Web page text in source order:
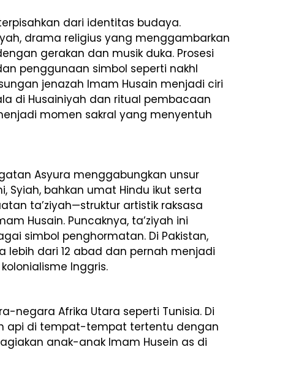
dari identitas budaya.
drama religius yang menggambarkan
gerakan dan musik duka. Prosesi
penggunaan simbol seperti nakhl
jenazah Imam Husain menjadi ciri
di Husainiyah dan ritual pembacaan
momen sakral yang menyentuh
Asyura menggabungkan unsur
Syiah, bahkan umat Hindu ikut serta
ta’ziyah—struktur artistik raksasa
Husain. Puncaknya, ta’ziyah ini
simbol penghormatan. Di Pakistan,
lebih dari 12 abad dan pernah menjadi
Inggris.
negara Afrika Utara seperti Tunisia. Di
api di tempat-tempat tertentu dengan
anak-anak Imam Husein as di